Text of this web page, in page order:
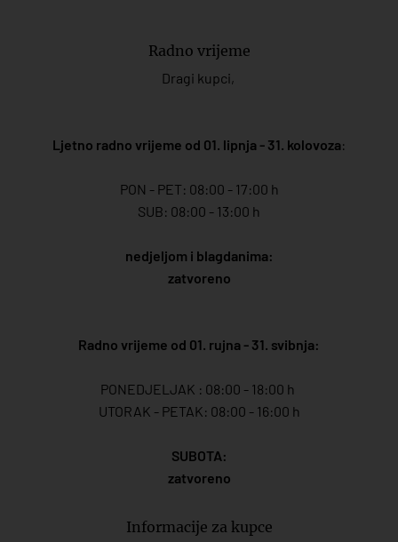
Radno vrijeme
Dragi kupci,
Ljetno radno vrijeme od 01. lipnja - 31. kolovoza:
PON - PET: 08:00 - 17:00 h
SUB: 08:00 - 13:00 h
nedjeljom i blagdanima:
zatvoreno
Radno vrijeme od 01. rujna - 31. svibnja:
PONEDJELJAK : 08:00 - 18:00 h
UTORAK - PETAK: 08:00 - 16:00 h
SUBOTA:
zatvoreno
Informacije za kupce